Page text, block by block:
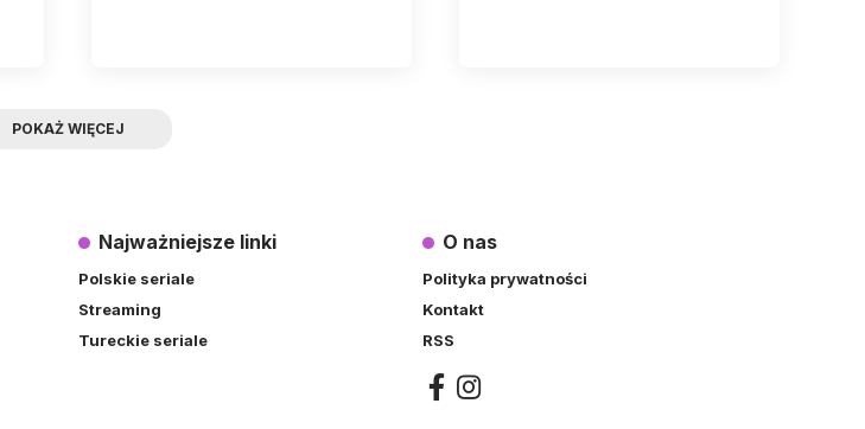
POKAŻ WIĘCEJ
Najważniejsze linki
Polskie seriale
Streaming
Tureckie seriale
O nas
Polityka prywatności
Kontakt
RSS